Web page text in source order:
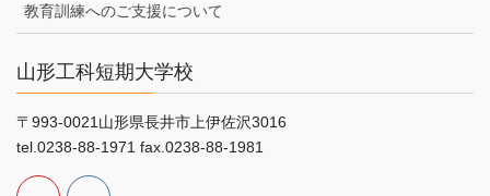
教育訓練へのご支援について
山形工科短期大学校
〒993-0021山形県長井市上伊佐沢3016
tel.0238-88-1971 fax.0238-88-1981